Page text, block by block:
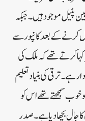
پٹیل موجود ہیں۔جبکہ
کرنے کے بعد کانپور سے
کرتے تھے کہ ملک کی
ہے۔ ترقی کی بنیاد تعلیم
خوب سمجھتے تھے اس کو
جال بچھا دیا ہے۔صدر